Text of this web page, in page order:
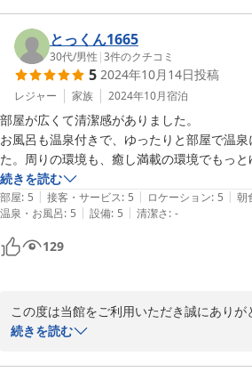
この度は誠に有難うございました。
2025-05-25とっくん1665
30代/男性 |3件のクチコミ
5 2024年10月14日投稿
レジャー 家族 2024年10月宿泊
部屋が広くて清潔感がありました。
お風呂も温泉付きで、ゆったりと部屋で温
た。周りの環境も、癒し満載の環境でもっ
部屋からはマイナスイオンたっぷりの空気と
こえました。
こちらの都合でチェックインが遅くなってし
に対応していただいたことにも感謝しており
また定期的に訪ねたい宿が増えました。
続きを読む
部屋: 5 | 接客・サービス: 5 | ロケーション: 5 | 朝
温泉・お風呂: 5 | 設備: 5 | 清潔さ: -
129
この度は当館をご利用いただき誠にありが
温泉郷の恵まれた自然の中で心地よいひと
ことは私たちにとって何よりの励みにな
続きを読む